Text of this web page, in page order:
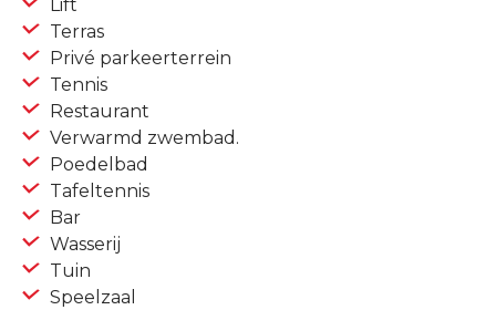
Lift
Terras
Privé parkeerterrein
Tennis
Restaurant
Verwarmd zwembad.
Poedelbad
Tafeltennis
Bar
Wasserij
Tuin
Speelzaal